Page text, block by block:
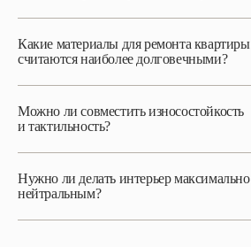
Какие материалы для ремонта квартиры
считаются наиболее долговечными?
Можно ли совместить износостойкость
и тактильность?
Нужно ли делать интерьер максимально
нейтральным?